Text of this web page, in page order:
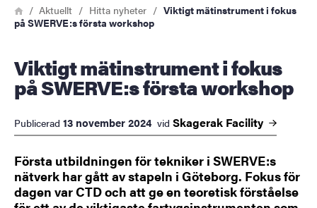
Länkstig
HemAktuellt Hitta nyheter
Viktigt mätinstrument i fokus
på SWERVE:s första workshop
Viktigt mätinstrument i fokus
på SWERVE:s första workshop
Publicerad 13 november 2024 vid Skagerak Facility
Första utbildningen för tekniker i SWERVE:s
nätverk har gått av stapeln i Göteborg. Fokus för
dagen var CTD och att ge en teoretisk förståelse